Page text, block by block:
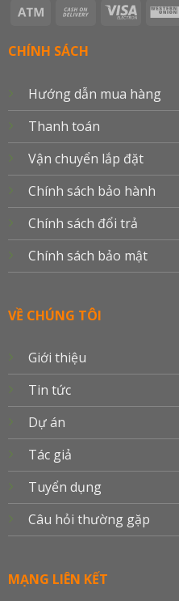
Atm
Cash
Visa
CHÍNH SÁCH
Hướng dẫn mua hàng
Thanh toán
Vận chuyển lắp đặt
Chính sách bảo hành
Chính sách đổi trả
Chính sách bảo mật
VỀ CHÚNG TÔI
Giới thiệu
Tin tức
Dự án
Tác giả
Tuyển dụng
Câu hỏi thường gặp
MẠNG LIÊN KẾT